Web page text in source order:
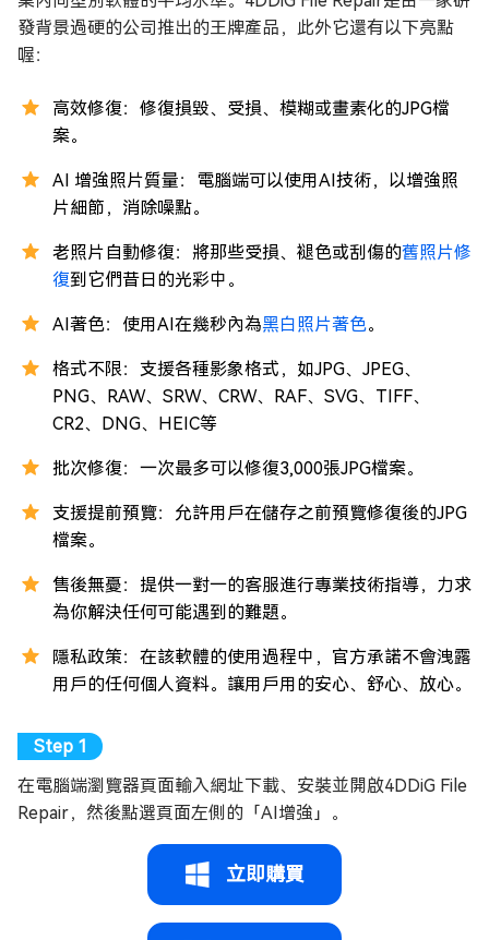
發背景過硬的公司推出的王牌產品，此外它還有以下亮點
喔：
高效修復：修復損毀、受損、模糊或畫素化的JPG檔
案。
AI 增強照片質量：電腦端可以使用AI技術，以增強照
片細節，消除噪點。
老照片自動修復：將那些受損、褪色或刮傷的舊照片修
復到它們昔日的光彩中。
AI著色：使用AI在幾秒內為黑白照片著色。
格式不限：支援各種影象格式，如JPG、JPEG、
PNG、RAW、SRW、CRW、RAF、SVG、TIFF、
CR2、DNG、HEIC等
批次修復：一次最多可以修復3,000張JPG檔案。
支援提前預覽：允許用戶在儲存之前預覽修復後的JPG
檔案。
售後無憂：提供一對一的客服進行專業技術指導，力求
為你解決任何可能遇到的難題。
隱私政策：在該軟體的使用過程中，官方承諾不會洩露
用戶的任何個人資料。讓用戶用的安心、舒心、放心。
在電腦端瀏覽器頁面輸入網址下載、安裝並開啟4DDiG File
Repair，然後點選頁面左側的「AI增強」。
立即購買